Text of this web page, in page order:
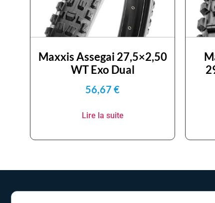
Maxxis Assegai 27,5×2,50
WT Exo Dual
56,67 €
Lire la suite